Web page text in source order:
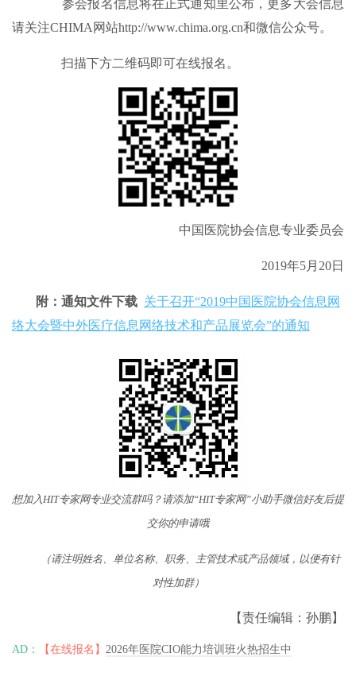
参会报名信息将在正式通知里公布，更多大会信息
请关注CHIMA网站http://www.chima.org.cn和微信公众号。
扫描下方二维码即可在线报名。
中国医院协会信息专业委员会
2019年5月20日
附：通知文件下载 关于召开“2019中国医院协会信息网
络大会暨中外医疗信息网络技术和产品展览会”的通知
想加入HIT专家网专业交流群吗？请添加“HIT专家网”小助手微信好友后提
交你的申请哦
（请注明姓名、单位名称、职务、主管技术或产品领域，以便有针
对性加群）
【责任编辑：孙鹏】
AD： 【在线报名】 2026年医院CIO能力培训班火热招生中